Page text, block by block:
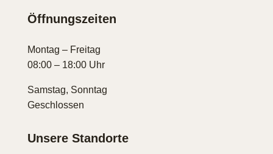
Öffnungszeiten
Montag – Freitag
08:00 – 18:00 Uhr
Samstag, Sonntag
Geschlossen
Unsere Standorte